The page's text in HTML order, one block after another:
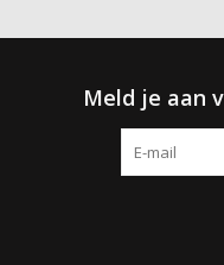
Meld je aan